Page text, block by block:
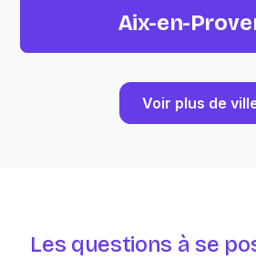
Aix-en-
Voir plus de
Les questions à se